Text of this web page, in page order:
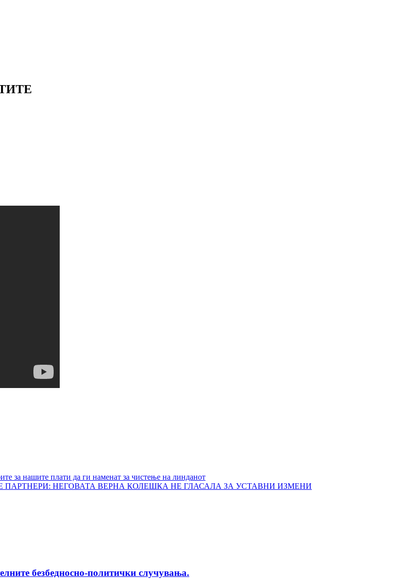
за нашите плати да ги наменат за чистење на линданот
НЕГОВАТА ВЕРНА КОЛЕШКА НЕ ГЛАСАЛА ЗА УСТАВНИ ИЗМЕНИ
безбедносно-политички случувања.